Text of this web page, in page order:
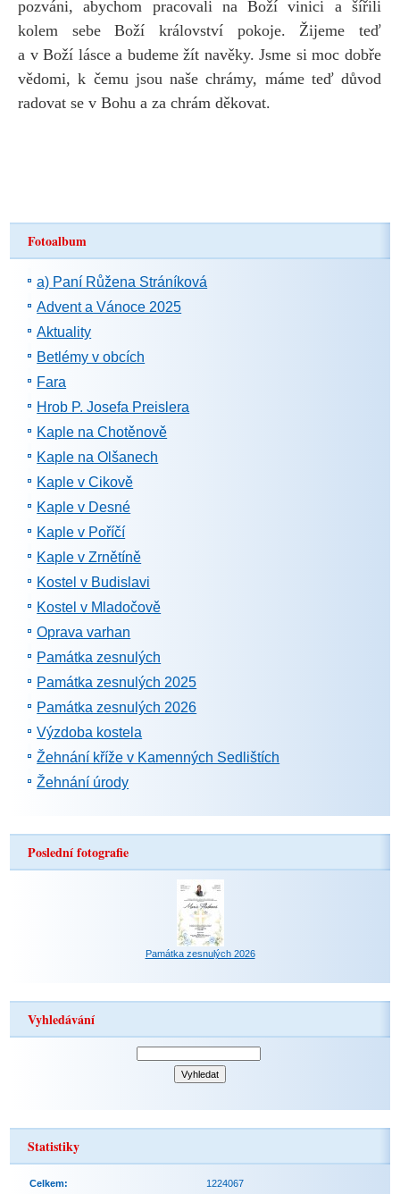
pozváni, abychom pracovali na Boží vinici a šířili
kolem sebe Boží království pokoje. Žijeme teď
a v Boží lásce a budeme žít navěky. Jsme si moc dobře
vědomi, k čemu jsou naše chrámy, máme teď důvod
radovat se v Bohu a za chrám děkovat.
Fotoalbum
a) Paní Růžena Stráníková
Advent a Vánoce 2025
Aktuality
Betlémy v obcích
Fara
Hrob P. Josefa Preislera
Kaple na Chotěnově
Kaple na Olšanech
Kaple v Cikově
Kaple v Desné
Kaple v Poříčí
Kaple v Zrnětíně
Kostel v Budislavi
Kostel v Mladočově
Oprava varhan
Památka zesnulých
Památka zesnulých 2025
Památka zesnulých 2026
Výzdoba kostela
Žehnání kříže v Kamenných Sedlištích
Žehnání úrody
Poslední fotografie
Památka zesnulých 2026
Vyhledávání
Statistiky
Celkem: 1224067